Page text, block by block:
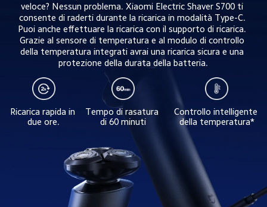
veloce? Nessun problema. Xiaomi Electric Shaver S700 ti
consente di raderti durante la ricarica in modalità Type-C.
Puoi anche effettuare la ricarica con il supporto di ricarica.
Grazie al sensore di temperatura e al modulo di controllo
della temperatura integrati avrai una ricarica sicura e una
protezione della durata della batteria.
Ricarica rapida in
due ore.
Tempo di rasatura
di 60 minuti
Controllo intelligente
della temperatura*